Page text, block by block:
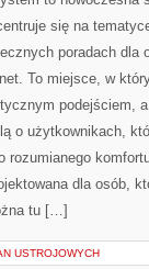
się na
poradach dla
To miejsce, w
podejściem,
o użytkownikach,
rozumianego
dla osób,
tu […]
USTROJOWYCH